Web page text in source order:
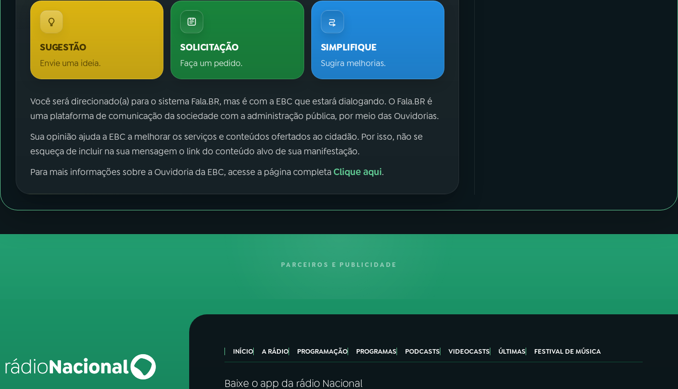
SUGESTÃO
Envie uma ideia.
SOLICITAÇÃO
Faça um pedido.
SIMPLIFIQUE
Sugira melhorias.
Você será direcionado(a) para o sistema Fala.BR, mas é com a EBC que estará dialogando. O Fala.BR é
uma plataforma de comunicação da sociedade com a administração pública, por meio das Ouvidorias.
Sua opinião ajuda a EBC a melhorar os serviços e conteúdos ofertados ao cidadão. Por isso, não se
esqueça de incluir na sua mensagem o link do conteúdo alvo de sua manifestação.
Para mais informações sobre a Ouvidoria da EBC, acesse a página completaClique aqui.
PARCEIROS E PUBLICIDADE
INÍCIO A RÁDIO PROGRAMAÇÃO PROGRAMAS PODCASTS VIDEOCASTS ÚLTIMAS FESTIVAL DE MÚSICA
Baixe o app da rádio Nacional